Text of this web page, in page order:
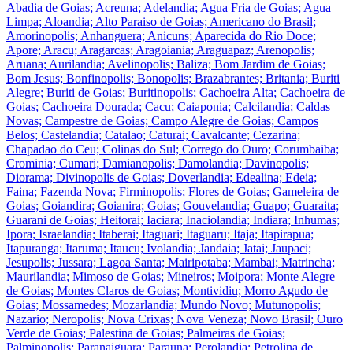
Abadia de Goias; Acreuna; Adelandia; Agua Fria de Goias; Agua
Limpa; Aloandia; Alto Paraiso de Goias; Americano do Brasil;
Amorinopolis; Anhanguera; Anicuns; Aparecida do Rio Doce;
Apore; Aracu; Aragarcas; Aragoiania; Araguapaz; Arenopolis;
Aruana; Aurilandia; Avelinopolis; Baliza; Bom Jardim de Goias;
Bom Jesus; Bonfinopolis; Bonopolis; Brazabrantes; Britania; Buriti
Alegre; Buriti de Goias; Buritinopolis; Cachoeira Alta; Cachoeira de
Goias; Cachoeira Dourada; Cacu; Caiaponia; Calcilandia; Caldas
Novas; Campestre de Goias; Campo Alegre de Goias; Campos
Belos; Castelandia; Catalao; Caturai; Cavalcante; Cezarina;
Chapadao do Ceu; Colinas do Sul; Corrego do Ouro; Corumbaiba;
Crominia; Cumari; Damianopolis; Damolandia; Davinopolis;
Diorama; Divinopolis de Goias; Doverlandia; Edealina; Edeia;
Faina; Fazenda Nova; Firminopolis; Flores de Goias; Gameleira de
Goias; Goiandira; Goianira; Goias; Gouvelandia; Guapo; Guaraita;
Guarani de Goias; Heitorai; Iaciara; Inaciolandia; Indiara; Inhumas;
Ipora; Israelandia; Itaberai; Itaguari; Itaguaru; Itaja; Itapirapua;
Itapuranga; Itaruma; Itaucu; Ivolandia; Jandaia; Jatai; Jaupaci;
Jesupolis; Jussara; Lagoa Santa; Mairipotaba; Mambai; Matrincha;
Maurilandia; Mimoso de Goias; Mineiros; Moipora; Monte Alegre
de Goias; Montes Claros de Goias; Montividiu; Morro Agudo de
Goias; Mossamedes; Mozarlandia; Mundo Novo; Mutunopolis;
Nazario; Neropolis; Nova Crixas; Nova Veneza; Novo Brasil; Ouro
Verde de Goias; Palestina de Goias; Palmeiras de Goias;
Palminopolis; Paranaiguara; Parauna; Perolandia; Petrolina de